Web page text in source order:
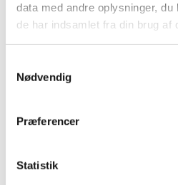
data med andre oplysninger,
de har indsamlet fra din brug af
Nødvendig
Præferencer
Statistik
sang og smil.